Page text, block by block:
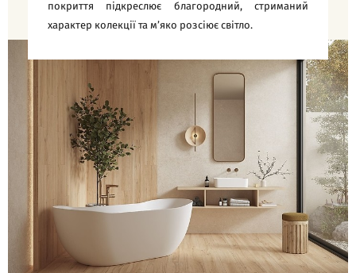
покриття підкреслює благородний, стриманий
характер колекції та м’яко розсіює світло.